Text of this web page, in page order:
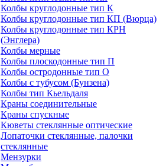
Колбы круглодонные тип К
Колбы круглодонные тип КП (Вюрца)
Колбы круглодонные тип КРН
(Энглера)
Колбы мерные
Колбы плоскодонные тип П
Колбы остродонные тип О
Колбы с тубусом (Бунзена)
Колбы тип Кьельдаля
Краны соединительные
Краны спускные
Кюветы стеклянные оптические
Лопаточки стеклянные, палочки
стеклянные
Мензурки